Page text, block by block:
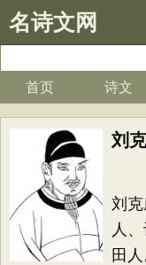
名诗文网
首页 诗文
刘
刘
人
田